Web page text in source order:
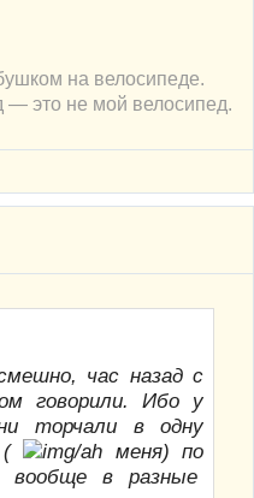
на велосипеде.
— это не мой велосипед.
час назад с
говорили. Ибо у
торчали в одну
(
меня) по
вообще в разные